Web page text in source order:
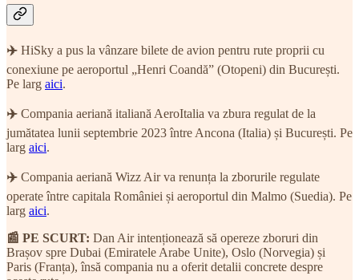
✈️ HiSky a pus la vânzare bilete de avion pentru rute proprii cu
conexiune pe aeroportul „Henri Coandă” (Otopeni) din București.
Pe larg aici.
✈️ Compania aeriană italiană AeroItalia va zbura regulat de la
jumătatea lunii septembrie 2023 între Ancona (Italia) și București. Pe
larg aici.
✈️ Compania aeriană Wizz Air va renunța la zborurile regulate
operate între capitala României și aeroportul din Malmo (Suedia). Pe
larg aici.
📰 PE SCURT: Dan Air intenționează să opereze zboruri din
Brașov spre Dubai (Emiratele Arabe Unite), Oslo (Norvegia) și
Paris (Franța), însă compania nu a oferit detalii concrete despre